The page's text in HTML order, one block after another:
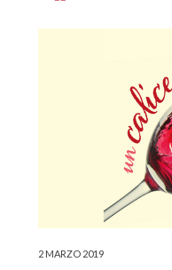
2 MARZO 2019